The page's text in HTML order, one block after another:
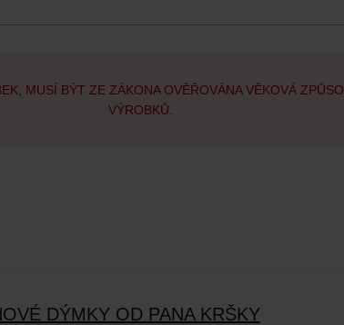
MUSÍ BÝT ZE ZÁKONA OVĚŘOVÁNA VĚKOVÁ
VÝROBKŮ.
DÝMKY OD PANA KRŠKY